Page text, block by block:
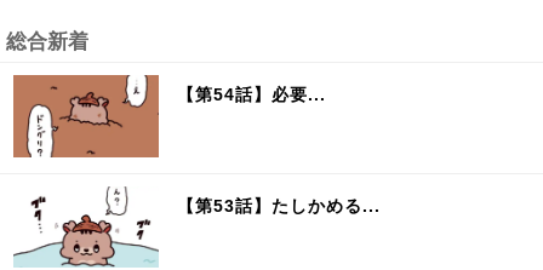
総合新着
【第54話】必要...
【第53話】たしかめる...